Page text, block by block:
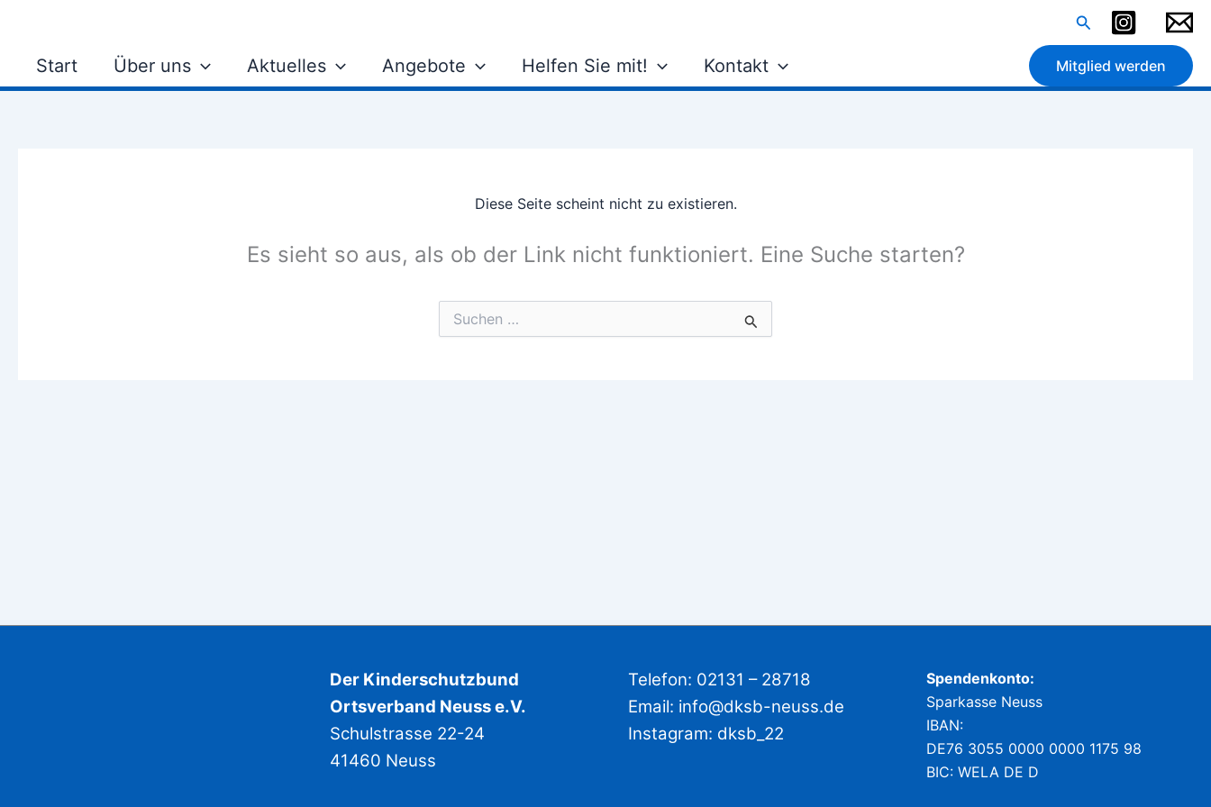
springen
Suchen
Start Über uns Aktuelles Angebote Helfen Sie mit! Kontakt Mitglied werden
Diese Seite scheint nicht zu existieren.
Es sieht so aus, als ob der Link nicht funktioniert. Eine Suche starten?
Suchen
nach:
Der Kinderschutzbund
Ortsverband Neuss e.V.
Schulstrasse 22-24
41460 Neuss
Telefon: 02131 – 28718
Email: info@dksb-neuss.de
Instagram: dksb_22
Spendenkonto:
Sparkasse Neuss
IBAN:
DE76 3055 0000 0000 1175 98
BIC: WELA DE D